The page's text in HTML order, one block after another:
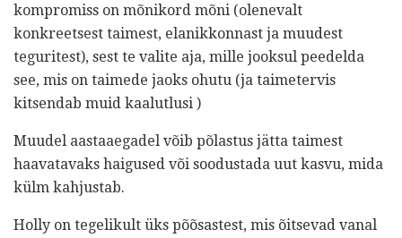
kompromiss on mõnikord mõni (olenevalt
konkreetsest taimest, elanikkonnast ja muudest
teguritest), sest te valite aja, mille jooksul peedelda
see, mis on taimede jaoks ohutu (ja taimetervis
kitsendab muid kaalutlusi )
Muudel aastaaegadel võib põlastus jätta taimest
haavatavaks haigused või soodustada uut kasvu, mida
külm kahjustab.
Holly on tegelikult üks põõsastest, mis õitsevad vanal